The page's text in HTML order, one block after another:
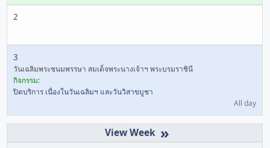
2
3
วันเฉลิมพระชนมพรรษา สมเด็จพระนางเจ้าฯ พระบรมราชินี
กิจกรรม:
ปิดบริการ เนื่องในวันเฉลิมฯ และวันวิสาขบูชา
All day
»